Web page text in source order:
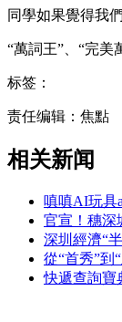
同學如果覺得我
“萬詞王”、“完美
标签：
责任编辑：焦點
相关新闻
嗔嗔AI玩具
官宣！穗深
深圳經濟“
從“首秀”到
快遞查詢寶